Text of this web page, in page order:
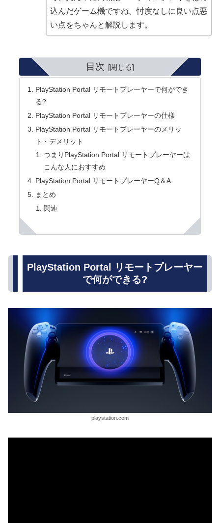
込んだゲーム機ですね。忖度なしに良い点悪
い点をちゃんと解説します。
目次
PlayStation Portal リモートプレーヤーで何ができ
る?
PlayStation Portal リモートプレーヤーの仕様
PlayStation Portal リモートプレーヤーのメリッ
ト・デメリット
つまりPlayStation Portal リモートプレーヤーは
こんな人におすすめ
PlayStation Portal リモートプレーヤーQ＆A
まとめ
関連
PlayStation Portal リモートプレーヤー
で何ができる?
playstation.com